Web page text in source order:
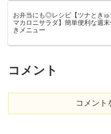
お弁当にも◎レシピ【ツナとき
マカロニサラダ】簡単便利な週
きメニュー
コメント
コメント